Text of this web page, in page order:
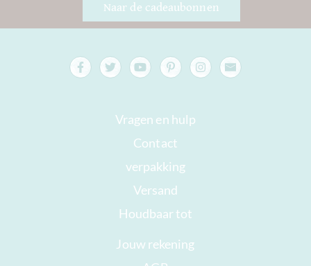
Naar de cadeaubonnen
Vragen en hulp
Contact
verpakking
Versand
Houdbaar tot
Jouw rekening